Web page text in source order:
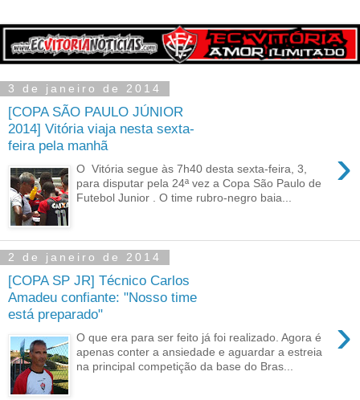
3 de janeiro de 2014
[COPA SÃO PAULO JÚNIOR
2014] Vitória viaja nesta sexta-
feira pela manhã
›
O Vitória segue às 7h40 desta sexta-feira, 3,
para disputar pela 24ª vez a Copa São Paulo de
Futebol Junior . O time rubro-negro baia...
2 de janeiro de 2014
[COPA SP JR] Técnico Carlos
Amadeu confiante: "Nosso time
está preparado"
›
O que era para ser feito já foi realizado. Agora é
apenas conter a ansiedade e aguardar a estreia
na principal competição da base do Bras...